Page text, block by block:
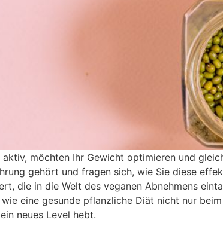
möchten Ihr Gewicht optimieren und
gehört und fragen sich, wie Sie diese
die in die Welt des veganen Abnehmens
eine gesunde pflanzliche Diät nicht nur
neues Level hebt.